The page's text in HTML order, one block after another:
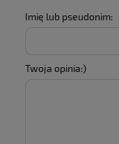
Imię lub pseudonim:
Twoja opinia:)